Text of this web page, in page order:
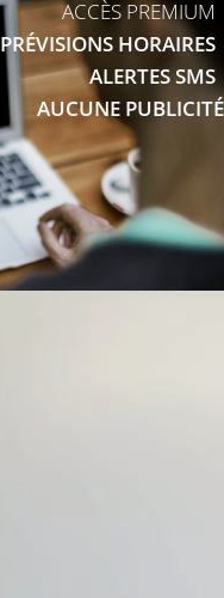
ACCÈS PREMIUM
PRÉVISIONS HORAIRES
ALERTES SMS
AUCUNE PUBLICITÉ